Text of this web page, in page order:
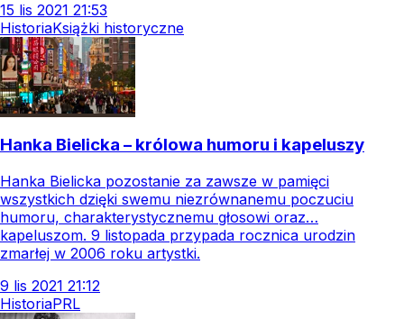
15 lis 2021 21:53
HistoriaKsiążki historyczne
Hanka Bielicka – królowa humoru i kapeluszy
Hanka Bielicka pozostanie za zawsze w pamięci
wszystkich dzięki swemu niezrównanemu poczuciu
humoru, charakterystycznemu głosowi oraz…
kapeluszom. 9 listopada przypada rocznica urodzin
zmarłej w 2006 roku artystki.
9 lis 2021 21:12
HistoriaPRL